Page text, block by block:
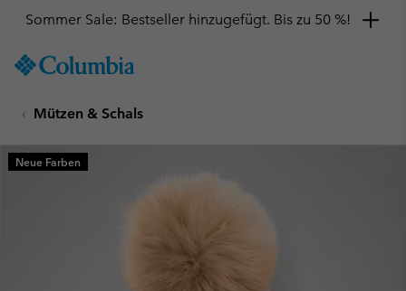
TO
SKIP
MAIN
NAV
Sommer Sale: Bestseller hinzugefügt. Bis zu 50 %!
Mützen & Schals
Neue Farben